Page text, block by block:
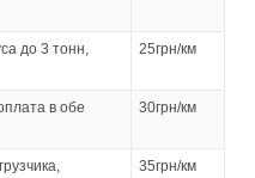
до 3 тонн,
25грн/км
в обе
30грн/км
35грн/км